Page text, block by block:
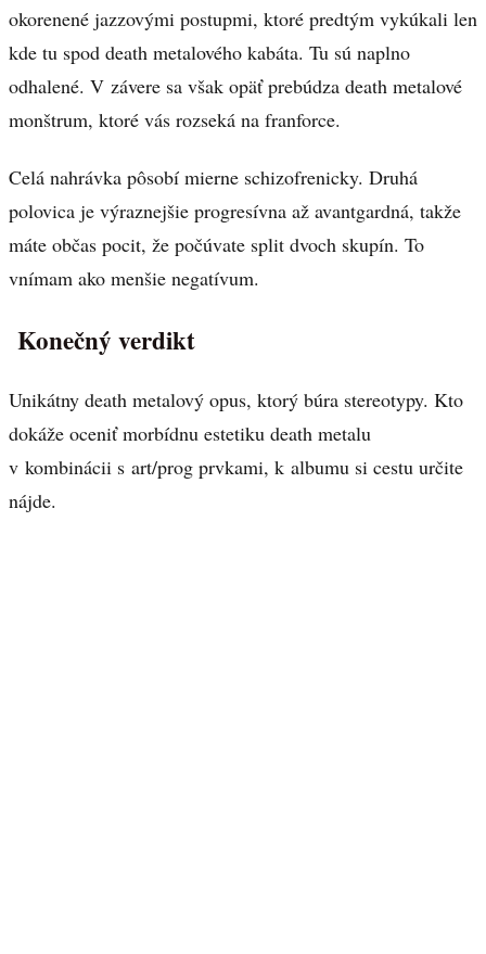
okorenené jazzovými postupmi, ktoré predtým vykúkali len
kde tu spod death metalového kabáta. Tu sú naplno
odhalené. V závere sa však opäť prebúdza death metalové
monštrum, ktoré vás rozseká na franforce.
Celá nahrávka pôsobí mierne schizofrenicky. Druhá
polovica je výraznejšie progresívna až avantgardná, takže
máte občas pocit, že počúvate split dvoch skupín. To
vnímam ako menšie negatívum.
Konečný verdikt
Unikátny death metalový opus, ktorý búra stereotypy. Kto
dokáže oceniť morbídnu estetiku death metalu
v kombinácii s art/prog prvkami, k albumu si cestu určite
nájde.